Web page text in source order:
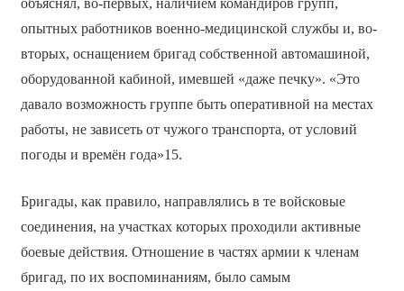
опытных работников военно-медицинской службы и, во-
вторых, оснащением бригад собственной автомашиной,
оборудованной кабиной, имевшей «даже печку». «Это
давало возможность группе быть оперативной на местах
работы, не зависеть от чужого транспорта, от условий
погоды и времён года»15.
Бригады, как правило, направлялись в те войсковые
соединения, на участках которых проходили активные
боевые действия. Отношение в частях армии к членам
бригад, по их воспоминаниям, было самым